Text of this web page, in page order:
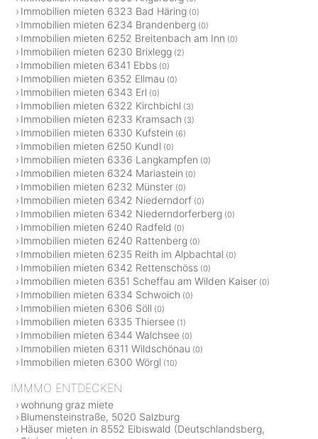
Immobilien mieten 6323 Bad Häring (0)
Immobilien mieten 6234 Brandenberg (0)
Immobilien mieten 6252 Breitenbach am Inn (0)
Immobilien mieten 6230 Brixlegg (2)
Immobilien mieten 6341 Ebbs (0)
Immobilien mieten 6352 Ellmau (0)
Immobilien mieten 6343 Erl (0)
Immobilien mieten 6322 Kirchbichl (3)
Immobilien mieten 6233 Kramsach (3)
Immobilien mieten 6330 Kufstein (6)
Immobilien mieten 6250 Kundl (0)
Immobilien mieten 6336 Langkampfen (0)
Immobilien mieten 6324 Mariastein (0)
Immobilien mieten 6232 Münster (0)
Immobilien mieten 6342 Niederndorf (0)
Immobilien mieten 6342 Niederndorferberg (0)
Immobilien mieten 6240 Radfeld (0)
Immobilien mieten 6240 Rattenberg (0)
Immobilien mieten 6235 Reith im Alpbachtal (0)
Immobilien mieten 6342 Rettenschöss (0)
Immobilien mieten 6351 Scheffau am Wilden Kaiser (0)
Immobilien mieten 6334 Schwoich (0)
Immobilien mieten 6306 Söll (0)
Immobilien mieten 6335 Thiersee (1)
Immobilien mieten 6344 Walchsee (0)
Immobilien mieten 6311 Wildschönau (0)
Immobilien mieten 6300 Wörgl (10)
IMMMO ENTDECKEN
wohnung graz miete
Blumensteinstraße, 5020 Salzburg
Häuser mieten in 8552 Eibiswald (Deutschlandsberg,